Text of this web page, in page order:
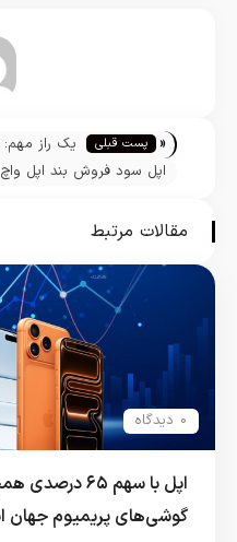
تیم « پست قبلی
چیست؟
اپل سود فروش بند اپل
مقالات مرتبط
0 دیدگاه
اپل با سهم ۶۵
گوشی‌های پریمیوم جهان